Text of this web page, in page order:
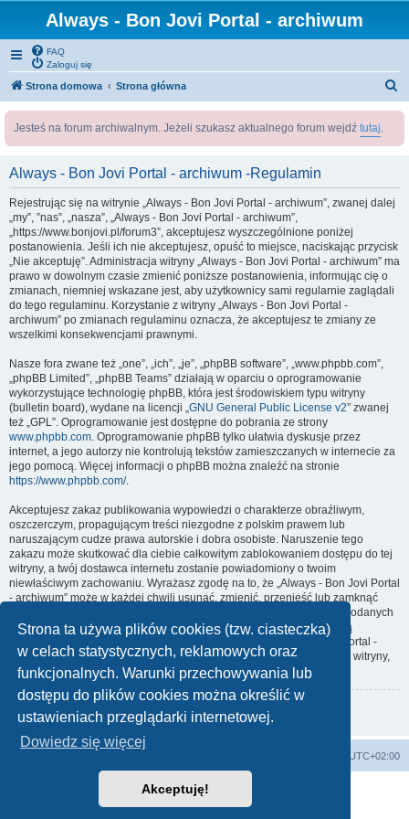
Strona ta używa plików cookies (tzw. ciasteczka)
w celach statystycznych, reklamowych oraz
funkcjonalnych. Warunki przechowywania lub
dostępu do plików cookies można określić w
ustawieniach przeglądarki internetowej.
Dowiedz się więcej
Akceptuję!
Always - Bon Jovi Portal - archiwum
FAQ
Zaloguj się
Strona domowa Strona główna
Jesteś na forum archiwalnym. Jeżeli szukasz aktualnego forum wejdź tutaj.
Always - Bon Jovi Portal - archiwum -Regulamin
Rejestrując się na witrynie „Always - Bon Jovi Portal - archiwum”, zwanej dalej
„my”, ”nas”, „nasza”, „Always - Bon Jovi Portal - archiwum”,
„https://www.bonjovi.pl/forum3”, akceptujesz wyszczególnione poniżej
postanowienia. Jeśli ich nie akceptujesz, opuść to miejsce, naciskając przycisk
„Nie akceptuję”. Administracja witryny „Always - Bon Jovi Portal - archiwum” ma
prawo w dowolnym czasie zmienić poniższe postanowienia, informując cię o
zmianach, niemniej wskazane jest, aby użytkownicy sami regularnie zaglądali
do tego regulaminu. Korzystanie z witryny „Always - Bon Jovi Portal -
archiwum” po zmianach regulaminu oznacza, że akceptujesz te zmiany ze
wszelkimi konsekwencjami prawnymi.
Nasze fora zwane też „one”, „ich”, „je”, „phpBB software”, „www.phpbb.com”,
„phpBB Limited”, „phpBB Teams” działają w oparciu o oprogramowanie
wykorzystujące technologię phpBB, która jest środowiskiem typu witryny
(bulletin board), wydane na licencji „GNU General Public License v2” zwanej
też „GPL”. Oprogramowanie jest dostępne do pobrania ze strony
www.phpbb.com. Oprogramowanie phpBB tylko ułatwia dyskusje przez
internet, a jego autorzy nie kontrolują tekstów zamieszczanych w internecie za
jego pomocą. Więcej informacji o phpBB można znaleźć na stronie
https://www.phpbb.com/.
Akceptujesz zakaz publikowania wypowiedzi o charakterze obraźliwym,
oszczerczym, propagującym treści niezgodne z polskim prawem lub
naruszającym cudze prawa autorskie i dobra osobiste. Naruszenie tego
zakazu może skutkować dla ciebie całkowitym zablokowaniem dostępu do tej
witryny, a twój dostawca internetu zostanie powiadomiony o twoim
niewłaściwym zachowaniu. Wyrażasz zgodę na to, że „Always - Bon Jovi Portal
- archiwum” może w każdej chwili usunąć, zmienić, przenieść lub zamknąć
każdy twój temat, post. Wyrażasz zgodę na zapisywanie wszystkich podanych
przez ciebie informacji w naszej bazie danych. Informacje te nie będą
przekazywane nikomu bez twojej zgody, ale ani „Always - Bon Jovi Portal -
archiwum”, ani phpBB nie ponosi odpowiedzialności za włamania do witryny,
podczas których może dojść do kradzieży danych.
Wróć do poprzedniej strony
UTC+02:00
Technologię dostarczaphpBB® Forum Software © phpBB Limited
Polski pakiet językowy dostarcza